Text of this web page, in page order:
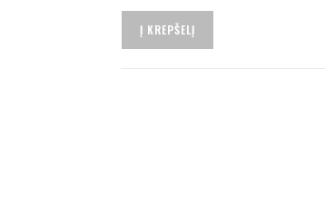
Į KREPŠELĮ